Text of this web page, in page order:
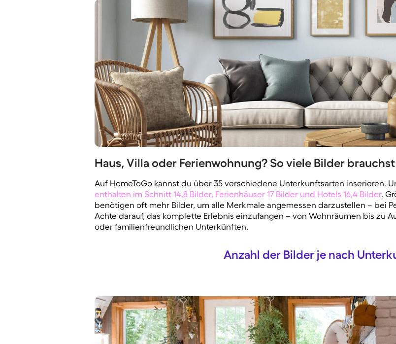
Haus, Villa oder Ferienwohnung? So viele Bilder
Auf HomeToGo kannst du über 35 verschiedene Unterkunftsarten inserieren.
enthalten im Schnitt 14,8 Bilder, Ferienhäuser 17 Bilder und Hotels 16,4 Bilder.
benötigen oft mehr Bilder, um alle Merkmale angemessen darzustellen – bei
Achte darauf, das komplette Erlebnis einzufangen – von Wohnräumen bis zu
oder familienfreundlichen Unterkünften.
Anzahl der Bilder je nach